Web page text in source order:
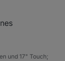
und 17" Touch;